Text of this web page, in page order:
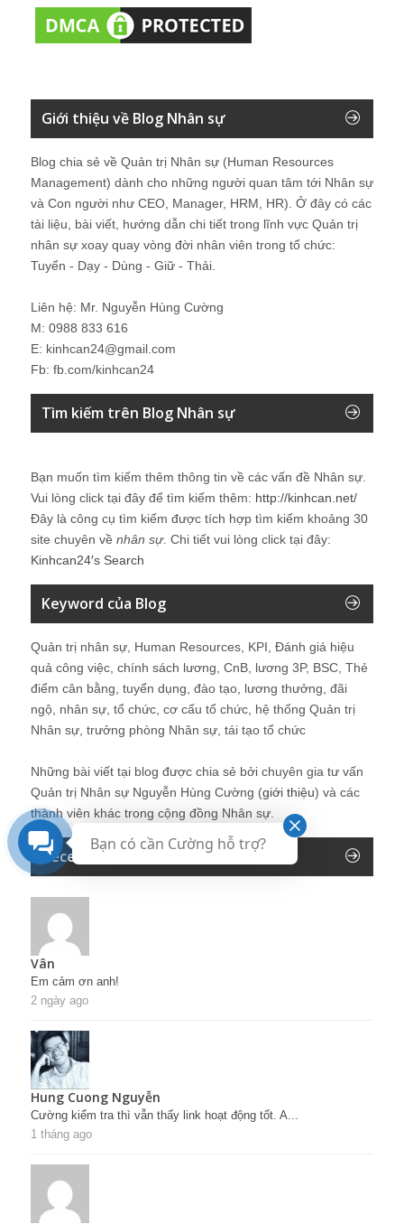
Giới thiệu về Blog Nhân sự
Blog chia sẻ về Quản trị Nhân sự (Human Resources
Management) dành cho những người quan tâm tới Nhân sự
và Con người như CEO, Manager, HRM, HR). Ở đây có các
tài liệu, bài viết, hướng dẫn chi tiết trong lĩnh vực Quản trị
nhân sự xoay quay vòng đời nhân viên trong tổ chức:
Tuyển - Dạy - Dùng - Giữ - Thải.
Liên hệ: Mr. Nguyễn Hùng Cường
M: 0988 833 616
E: kinhcan24@gmail.com
Fb: fb.com/kinhcan24
Tìm kiếm trên Blog Nhân sự
Bạn muốn tìm kiếm thêm thông tin về các vấn đề Nhân sự
Vui lòng click tại đây để tìm kiếm thêm: http://kinhcan.net/
Đây là công cụ tìm kiếm được tích hợp tìm kiếm khoảng 30
site chuyên về nhân sự. Chi tiết vui lòng click tại đây:
Kinhcan24′s Search
Keyword của Blog
Quản trị nhân sự, Human Resources, KPI, Đánh giá hiệu
quả công việc, chính sách lương, CnB, lương 3P, BSC, Thẻ
điểm cân bằng, tuyển dụng, đào tạo, lương thưởng, đãi
ngộ, nhân sự, tổ chức, cơ cấu tổ chức, hệ thống Quản trị
Nhân sự, trưởng phòng Nhân sự, tái tạo tổ chức
Những bài viết tại blog được chia sẻ bởi chuyên gia tư vấn
Quản trị Nhân sự Nguyễn Hùng Cường (giới thiệu) và các
thành viên khác trong cộng đồng Nhân sự.
Recent Comments
Vân
Em cảm ơn anh!
2 ngày ago
Hung Cuong Nguyễn
Cường kiểm tra thì vẫn thấy link hoạt động tốt. A...
1 tháng ago
Bạn có cần Cường hỗ trợ?